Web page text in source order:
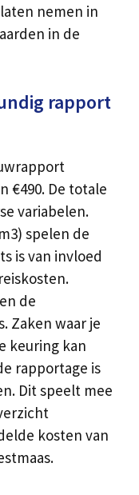
nemen in
in de
rapport
€490. De totale
variabelen.
spelen de
is van invloed
de
Zaken waar je
keuring kan
rapportage is
Dit speelt mee
kosten van